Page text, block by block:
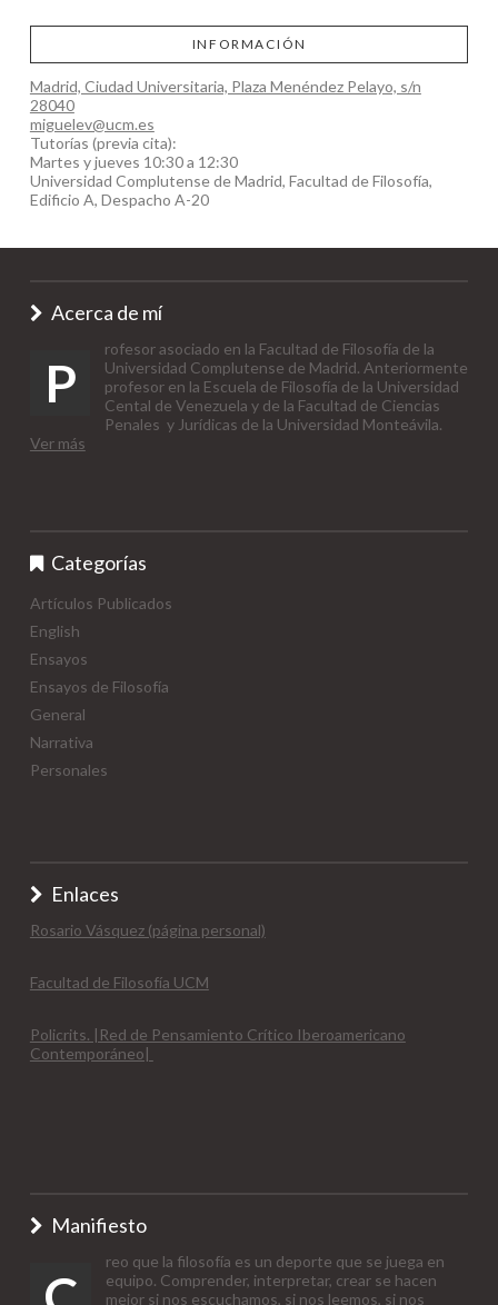
INFORMACIÓN
Madrid, Ciudad Universitaria, Plaza Menéndez Pelayo, s/n
28040
miguelev@ucm.es
Tutorías (previa cita):
Martes y jueves 10:30 a 12:30
Universidad Complutense de Madrid, Facultad de Filosofía,
Edificio A, Despacho A-20
Acerca de mí
P
rofesor asociado en la Facultad de Filosofía de la
Universidad Complutense de Madrid. Anteriormente
profesor en la Escuela de Filosofía de la Universidad
Cental de Venezuela y de la Facultad de Ciencias
Penales y Jurídicas de la Universidad Monteávila.
Ver más
Categorías
Artículos Publicados
English
Ensayos
Ensayos de Filosofía
General
Narrativa
Personales
Enlaces
Rosario Vásquez (página personal)
Facultad de Filosofía UCM
Policrits. |Red de Pensamiento Crítico Iberoamericano
Contemporáneo|
Manifiesto
reo que la filosofía es un deporte que se juega en
equipo. Comprender, interpretar, crear se hacen
mejor si nos escuchamos, si nos leemos, si nos